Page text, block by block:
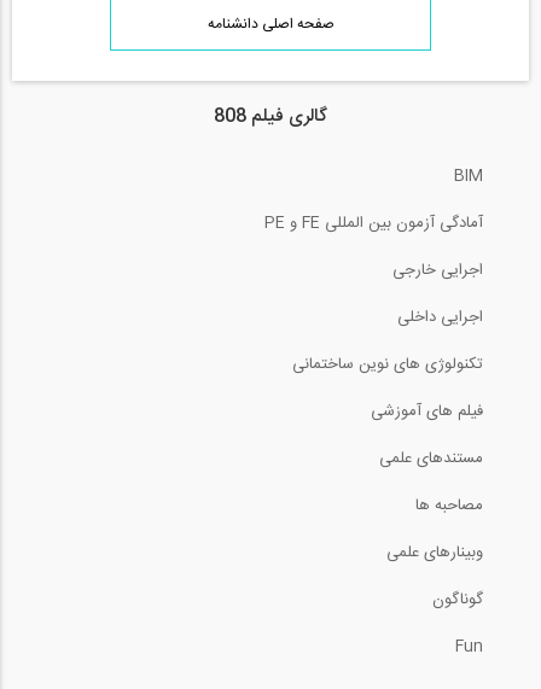
صفحه اصلی دانشنامه
گالری فیلم 808
BIM
آمادگی آزمون بین المللی FE و PE
اجرایی خارجی
اجرایی داخلی
تکنولوژی های نوین ساختمانی
فیلم های آموزشی
مستندهای علمی
مصاحبه ها
وبینارهای علمی
گوناگون
Fun